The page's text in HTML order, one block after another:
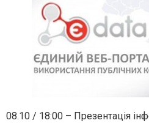
08.10 / 18:00 – Презентація